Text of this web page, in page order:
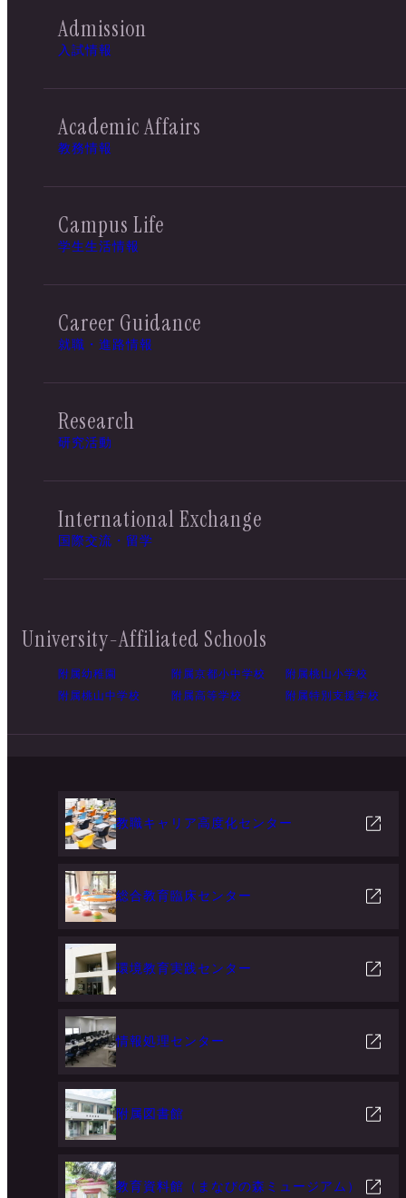
Admission
入試情報
Academic Affairs
教務情報
Campus Life
学生生活情報
Career Guidance
就職・進路情報
Research
研究活動
International Exchange
国際交流・留学
University-Affiliated Schools
附属幼稚園 附属京都小中学校
附属桃山小学校
附属桃山中学校
附属高等学校 附属特別支援学校
教職キャリア高度化センター
総合教育臨床センター
環境教育実践センター
情報処理センター
附属図書館
教育資料館（まなびの森ミュージアム）